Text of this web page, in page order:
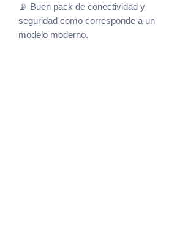
📡 Buen pack de conectividad y
seguridad como corresponde a un
modelo moderno.